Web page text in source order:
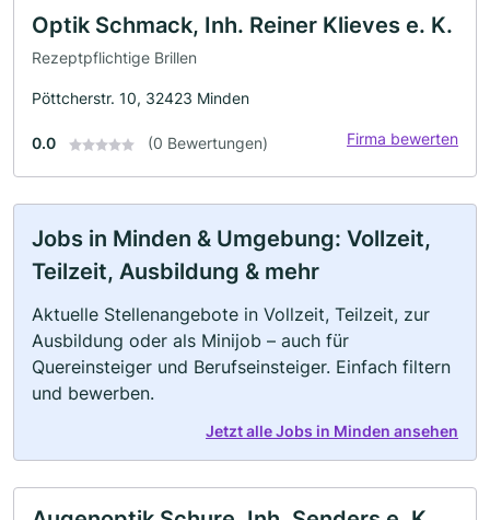
Optik Schmack, Inh. Reiner Klieves e. K.
Rezeptpflichtige Brillen
Pöttcherstr. 10, 32423 Minden
0.0 (0 Bewertungen) Firma bewerten
Jobs in Minden & Umgebung: Vollzeit,
Teilzeit, Ausbildung & mehr
Aktuelle Stellenangebote in Vollzeit, Teilzeit, zur
Ausbildung oder als Minijob – auch für
Quereinsteiger und Berufseinsteiger. Einfach filtern
und bewerben.
Jetzt alle Jobs in Minden ansehen